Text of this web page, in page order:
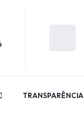
TRANSPARÊNCIA